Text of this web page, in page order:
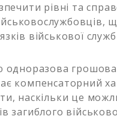
рівні та
військової
грошова
компенсаторний
наскільки це
загиблого